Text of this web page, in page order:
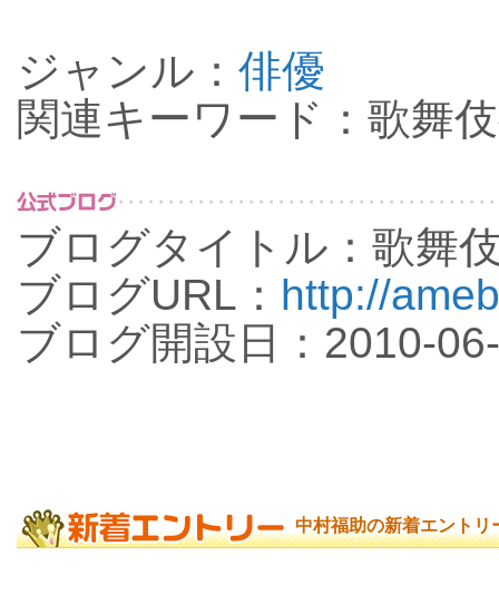
ジャンル： 俳優
関連キーワード：歌舞
ブログタイトル：歌舞
ブログURL： http://
ブログ開設日：2010-
中村福助の新着エントリ